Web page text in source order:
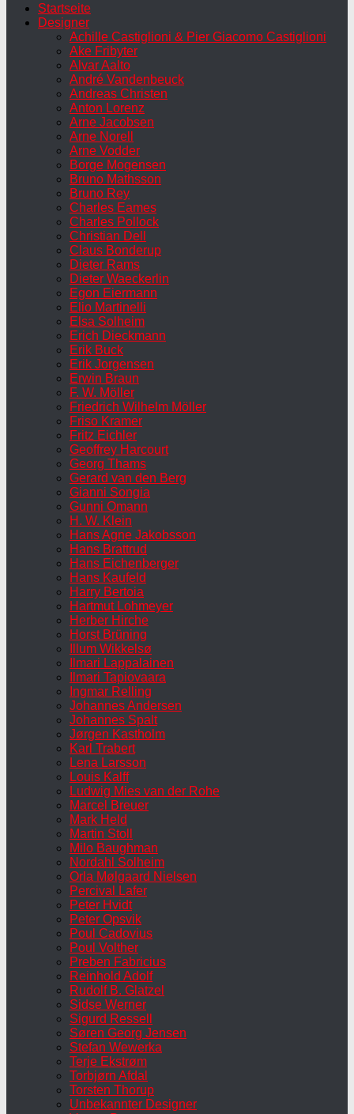
Startseite
Designer
Achille Castiglioni & Pier Giacomo Castiglioni
Ake Fribyter
Alvar Aalto
André Vandenbeuck
Andreas Christen
Anton Lorenz
Arne Jacobsen
Arne Norell
Arne Vodder
Borge Mogensen
Bruno Mathsson
Bruno Rey
Charles Eames
Charles Pollock
Christian Dell
Claus Bonderup
Dieter Rams
Dieter Waeckerlin
Egon Eiermann
Elio Martinelli
Elsa Solheim
Erich Dieckmann
Erik Buck
Erik Jorgensen
Erwin Braun
F. W. Möller
Friedrich Wilhelm Möller
Friso Kramer
Fritz Eichler
Geoffrey Harcourt
Georg Thams
Gerard van den Berg
Gianni Songia
Gunni Omann
H. W. Klein
Hans Agne Jakobsson
Hans Brattrud
Hans Eichenberger
Hans Kaufeld
Harry Bertoia
Hartmut Lohmeyer
Herber Hirche
Horst Brüning
Illum Wikkelsø
Ilmari Lappalainen
Ilmari Tapiovaara
Ingmar Relling
Johannes Andersen
Johannes Spalt
Jørgen Kastholm
Karl Trabert
Lena Larsson
Louis Kalff
Ludwig Mies van der Rohe
Marcel Breuer
Mark Held
Martin Stoll
Milo Baughman
Nordahl Solheim
Orla Mølgaard Nielsen
Percival Lafer
Peter Hvidt
Peter Opsvik
Poul Cadovius
Poul Volther
Preben Fabricius
Reinhold Adolf
Rudolf B. Glatzel
Sidse Werner
Sigurd Ressell
Søren Georg Jensen
Stefan Wewerka
Terje Ekstrøm
Torbjørn Afdal
Torsten Thorup
Unbekannter Designer